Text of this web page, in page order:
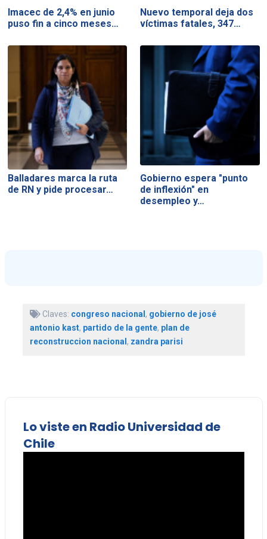
Imacec de 2,4% en junio
puso fin a cinco meses…
Nuevo temporal deja dos
víctimas fatales, 347…
Balladares marca la ruta
de RN y pide procesar…
Gobierno espera "punto
de inflexión" en
desempleo y…
Claves: congreso nacional, gobierno de josé
antonio kast, partido de la gente, plan de
reconstruccion nacional, zandra parisi
Lo viste en Radio Universidad de
Chile